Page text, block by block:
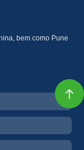

bem como Pune